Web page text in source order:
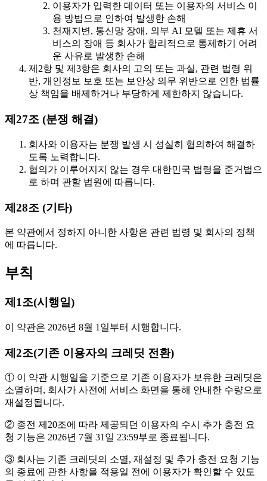
이용자가 입력한 데이터 또는 이용자의 서비스 이
용 방법으로 인하여 발생한 손해
천재지변, 통신망 장애, 외부 AI 모델 또는 제휴 서
비스의 장애 등 회사가 합리적으로 통제하기 어려
운 사유로 발생한 손해
제2항 및 제3항은 회사의 고의 또는 과실, 관련 법령 위
반, 개인정보 보호 또는 보안상 의무 위반으로 인한 법률
상 책임을 배제하거나 부당하게 제한하지 않습니다.
제27조 (분쟁 해결)
회사와 이용자는 분쟁 발생 시 성실히 협의하여 해결하
도록 노력합니다.
협의가 이루어지지 않는 경우 대한민국 법령을 준거법으
로 하며 관할 법원에 따릅니다.
제28조 (기타)
본 약관에서 정하지 아니한 사항은 관련 법령 및 회사의 정책
에 따릅니다.
부칙
제1조(시행일)
이 약관은 2026년 8월 1일부터 시행합니다.
제2조(기존 이용자의 크레딧 전환)
① 이 약관 시행일을 기준으로 기존 이용자가 보유한 크레딧은
소멸하며, 회사가 사전에 서비스 화면을 통해 안내한 수량으로
재설정됩니다.
② 종전 제20조에 따라 제공되던 이용자의 수시 추가 충전 요
청 기능은 2026년 7월 31일 23:59부로 종료됩니다.
③ 회사는 기존 크레딧의 소멸, 재설정 및 추가 충전 요청 기능
의 종료에 관한 사항을 적용일 전에 이용자가 확인할 수 있도